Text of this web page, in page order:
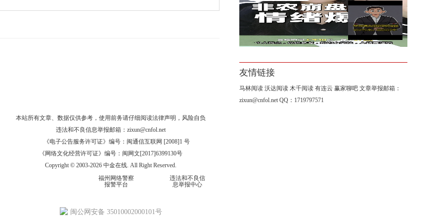
杨山海：8月非农进入倒计时阶
段！
友情链接
马林阅读 沃达阅读 木千阅读 有连云 赢家聊吧 文章举报邮箱：
zixun@cnfol.net QQ：1719797571
本站所有文章、数据仅供参考，使用前务请仔细阅读法律声明 ，风险自负
违法和不良信息举报邮箱： zixun@cnfol.net
《电子公告服务许可证》编号：闽通信互联网 [2008]1 号
《网络文化经营许可证》编号：闽网文[2017]6399130号
Copyright © 2003-2026 中金在线. All Right Reserved.
福州网络警察
报警平台
违法和不良信
息举报中心
闽公网安备 35010002000101号